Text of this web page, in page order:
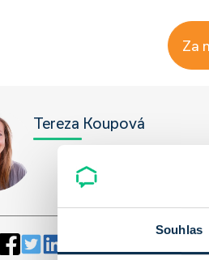
Souhlas
Za
Tereza Koupová